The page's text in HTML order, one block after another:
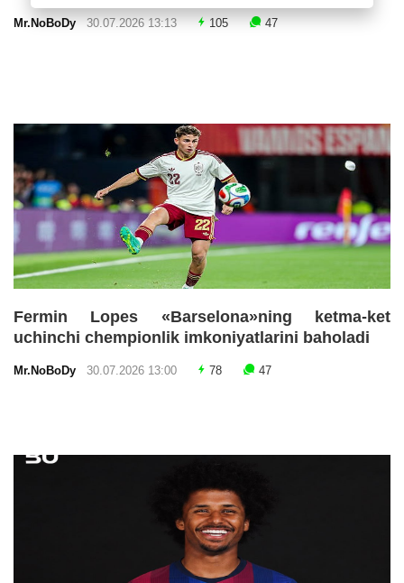
Mr.NoBoDy 30.07.2026 13:13 105 47
Fermin Lopes «Barselona»ning ketma-ket
uchinchi chempionlik imkoniyatlarini baholadi
Mr.NoBoDy 30.07.2026 13:00 78 47